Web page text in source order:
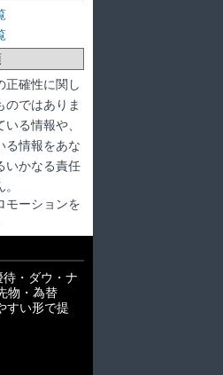
正確性に関し
のではありま
る情報や、
る情報をあな
いかなる責任
モーションを
待・ダウ・ナ
物・為替
すい形で提